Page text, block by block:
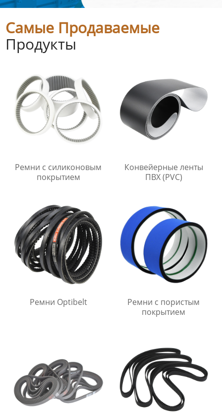
Самые Продаваемые
Продукты
Ремни с силиконовым
покрытием
Конвейерные ленты
ПВХ (PVC)
Ремни Optibelt
Ремни с пористым
покрытием